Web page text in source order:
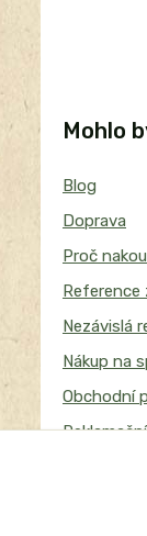
Mohlo
Blog
Doprava
Proč
Reference
Nezávislá
Nákup na
Obchodní